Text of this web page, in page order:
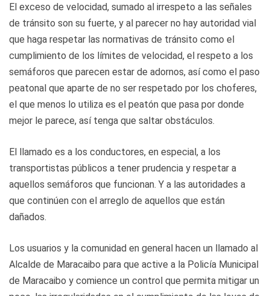
El exceso de velocidad, sumado al irrespeto a las señales
de tránsito son su fuerte, y al parecer no hay autoridad vial
que haga respetar las normativas de tránsito como el
cumplimiento de los límites de velocidad, el respeto a los
semáforos que parecen estar de adornos, así como el paso
peatonal que aparte de no ser respetado por los choferes,
el que menos lo utiliza es el peatón que pasa por donde
mejor le parece, así tenga que saltar obstáculos.
El llamado es a los conductores, en especial, a los
transportistas públicos a tener prudencia y respetar a
aquellos semáforos que funcionan. Y a las autoridades a
que continúen con el arreglo de aquellos que están
dañados.
Los usuarios y la comunidad en general hacen un llamado al
Alcalde de Maracaibo para que active a la Policía Municipal
de Maracaibo y comience un control que permita mitigar un